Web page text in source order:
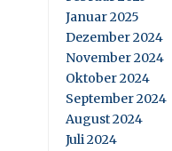
Januar 2025
Dezember 2024
November 2024
Oktober 2024
September 2024
August 2024
Juli 2024